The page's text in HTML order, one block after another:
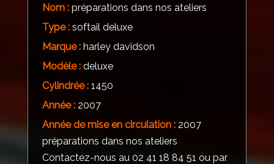
Nom : préparations dans nos ateliers
Type : softail deluxe
Marque : harley davidson
Modèle : deluxe
Cylindrée : 1450
Année : 2007
Année de mise en circulation : 2007
préparations dans nos ateliers
Contactez-nous au 02 41 18 84 51 ou par